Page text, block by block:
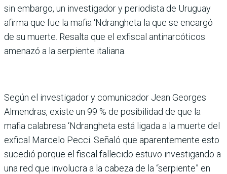
sin embargo, un investigador y periodista de Uruguay
afirma que fue la mafia ‘Ndrangheta la que se encargó
de su muerte. Resalta que el exfiscal antinarcóti­cos
amenazó a la serpiente italiana.
Según el investigador y comunicador Jean Georges
Almendras, existe un 99 % de posibilidad de que la
mafia calabresa ‘Ndrangheta está ligada a la muerte del
exfical Marcelo Pecci. Señaló que aparentemente esto
suce­dió porque el fiscal fallecido estuvo investigando a
una red que involucra a la cabeza de la “serpiente” en